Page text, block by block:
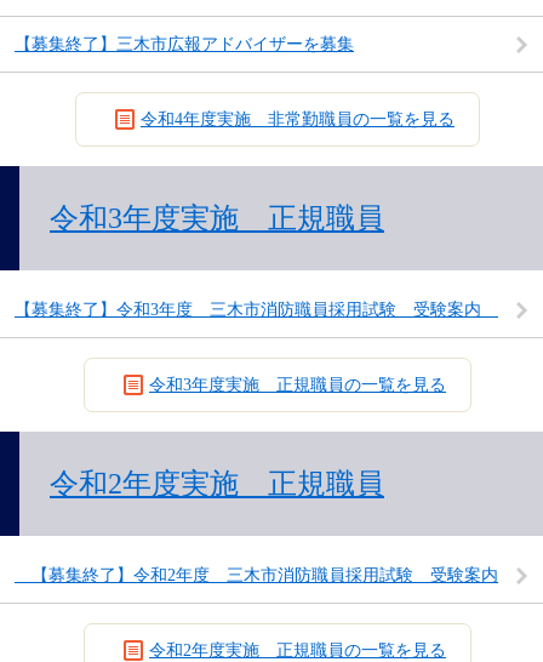
【募集終了】三木市広報アドバイザーを募集
令和4年度実施 非常勤職員の一覧を見る
令和3年度実施 正規職員
【募集終了】令和3年度 三木市消防職員採用試験 受験案内
令和3年度実施 正規職員の一覧を見る
令和2年度実施 正規職員
【募集終了】令和2年度 三木市消防職員採用試験 受験案内
令和2年度実施 正規職員の一覧を見る